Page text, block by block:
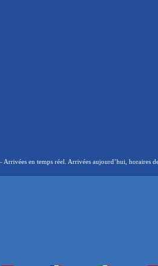
en temps réel. Arrivées aujourd’hui, horaires